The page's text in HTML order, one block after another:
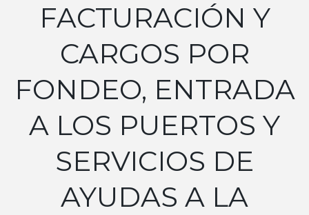
FACTURACIÓN Y
CARGOS POR
FONDEO, ENTRADA
A LOS PUERTOS Y
SERVICIOS DE
AYUDAS A LA